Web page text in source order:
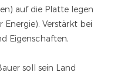
auf die Platte legen
Energie). Verstärkt bei
Eigenschaften,
soll sein Land